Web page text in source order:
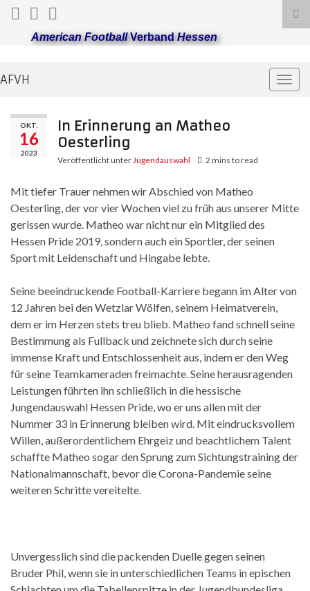
American FootballVerbandHessen
AFVH
OKT.
16
2023
In Erinnerung an Matheo
Oesterling
Veröffentlicht unterJugendauswahl 2 mins to read
Mit tiefer Trauer nehmen wir Abschied von Matheo
Oesterling, der vor vier Wochen viel zu früh aus unserer Mitte
gerissen wurde. Matheo war nicht nur ein Mitglied des
Hessen Pride 2019, sondern auch ein Sportler, der seinen
Sport mit Leidenschaft und Hingabe lebte.
Seine beeindruckende Football-Karriere begann im Alter von
12 Jahren bei den Wetzlar Wölfen, seinem Heimatverein,
dem er im Herzen stets treu blieb. Matheo fand schnell seine
Bestimmung als Fullback und zeichnete sich durch seine
immense Kraft und Entschlossenheit aus, indem er den Weg
für seine Teamkameraden freimachte. Seine herausragenden
Leistungen führten ihn schließlich in die hessische
Jungendauswahl Hessen Pride, wo er uns allen mit der
Nummer 33 in Erinnerung bleiben wird. Mit eindrucksvollem
Willen, außerordentlichem Ehrgeiz und beachtlichem Talent
schaffte Matheo sogar den Sprung zum Sichtungstraining der
Nationalmannschaft, bevor die Corona-Pandemie seine
weiteren Schritte vereitelte.
Unvergesslich sind die packenden Duelle gegen seinen
Bruder Phil, wenn sie in unterschiedlichen Teams in epischen